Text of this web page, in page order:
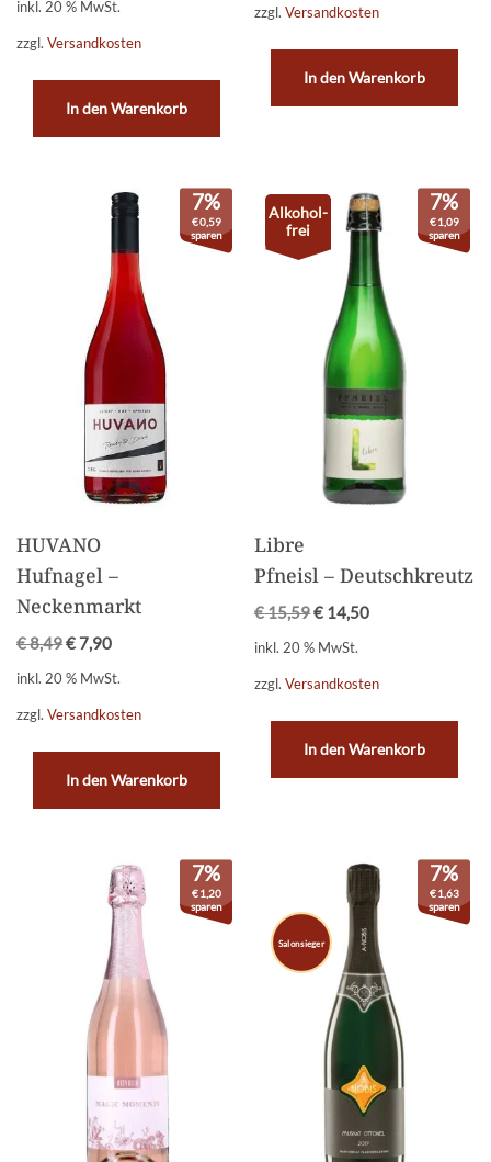
inkl. 20 % MwSt.
zzgl. Versandkosten
In den Warenkorb
zzgl.Versandkosten
In den Warenkorb
7%
€0,59
sparen
HUVANO
Hufnagel –
Neckenmarkt
€8,49€ 7,90
inkl. 20 % MwSt.
zzgl. Versandkosten
In den Warenkorb
Alkohol-
frei
7%
€1,09
sparen
Libre
Pfneisl – Deutschkreutz
€15,59€ 14,50
inkl. 20 % MwSt.
zzgl.Versandkosten
In den Warenkorb
7%
€1,20
sparen
Salonsieger
7%
€1,63
sparen